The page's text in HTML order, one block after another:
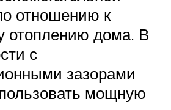
отношению к
отоплению дома. В
с
зазорами
мощную